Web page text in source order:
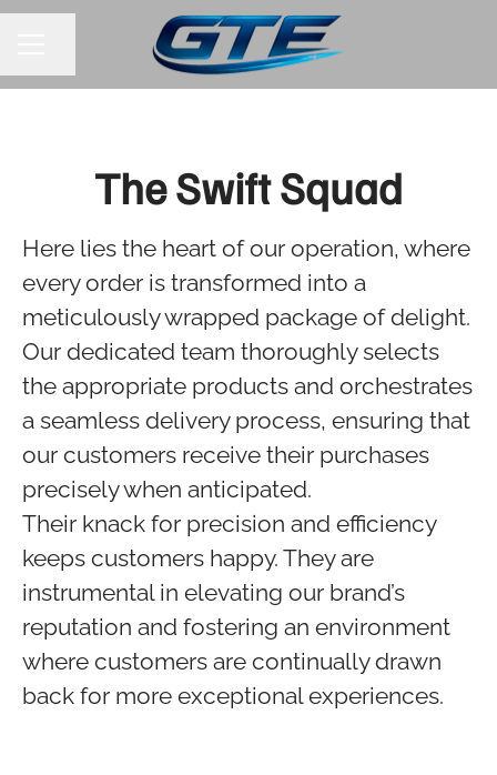
The Swift Squad
Here lies the heart of our operation, where
every order is transformed into a
meticulously wrapped package of delight.
Our dedicated team thoroughly selects
the appropriate products and orchestrates
a seamless delivery process, ensuring that
our customers receive their purchases
precisely when anticipated.
Their knack for precision and efficiency
keeps customers happy. They are
instrumental in elevating our brand’s
reputation and fostering an environment
where customers are continually drawn
back for more exceptional experiences.